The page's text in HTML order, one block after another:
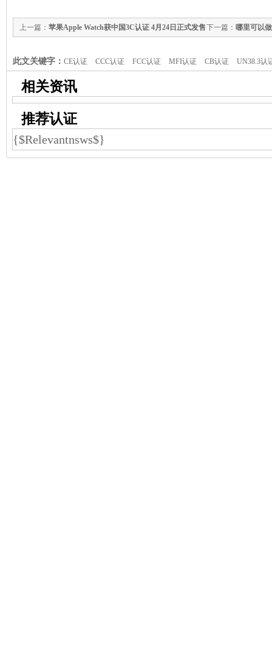
下一篇： 哪里可以
上一篇： 苹果Apple Watch获中国3C认证 4月24日正式发售
此文关键字： CE认证 CCC认证 FCC认证 MFI认证 CB认证 UN38.3认
相关资讯
推荐认证
{$Relevantnsws$}